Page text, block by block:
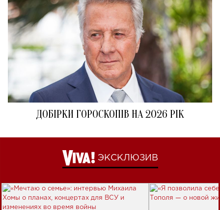
ДОБІРКИ ГОРОСКОПІВ НА 2026 РІК
ЭКСКЛЮЗИВ